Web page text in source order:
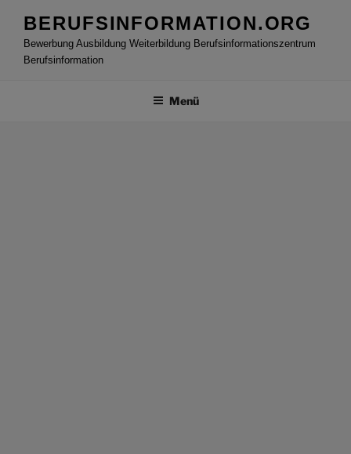
Inhalt
springen
BERUFSINFORMATION.ORG
Bewerbung Ausbildung Weiterbildung Berufsinformationszentrum
Berufsinformation
Menü